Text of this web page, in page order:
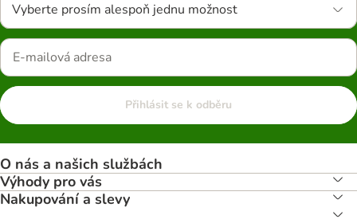
Vyberte prosím alespoň jednu možnost
Přihlásit se k odběru
O nás a našich službách
Výhody pro vás
Nakupování a slevy